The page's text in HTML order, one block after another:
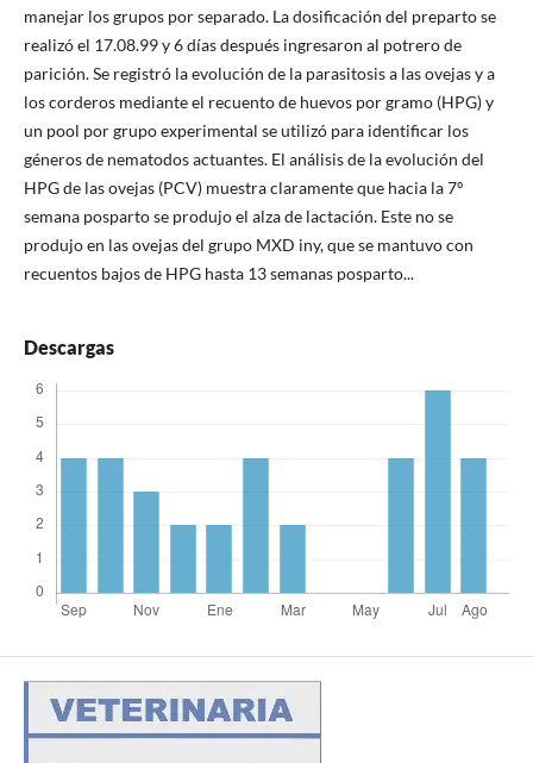
manejar los grupos por separado. La dosificación del preparto se
realizó el 17.08.99 y 6 días después ingresaron al potrero de
parición. Se registró la evolución de la parasitosis a las ovejas y a
los corderos mediante el recuento de huevos por gramo (HPG) y
un pool por grupo experimental se utilizó para identificar los
géneros de nematodos actuantes. El análisis de la evolución del
HPG de las ovejas (PCV) muestra claramente que hacia la 7º
semana posparto se produjo el alza de lactación. Este no se
produjo en las ovejas del grupo MXD iny, que se mantuvo con
recuentos bajos de HPG hasta 13 semanas posparto...
Descargas